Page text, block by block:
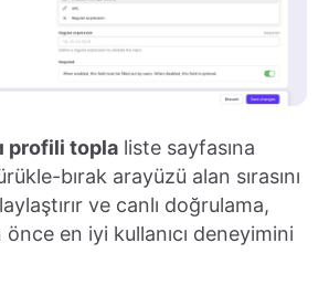
profili topla liste sayfasına
bırak arayüzü alan sırasını
ve canlı doğrulama,
önce en iyi kullanıcı deneyimini